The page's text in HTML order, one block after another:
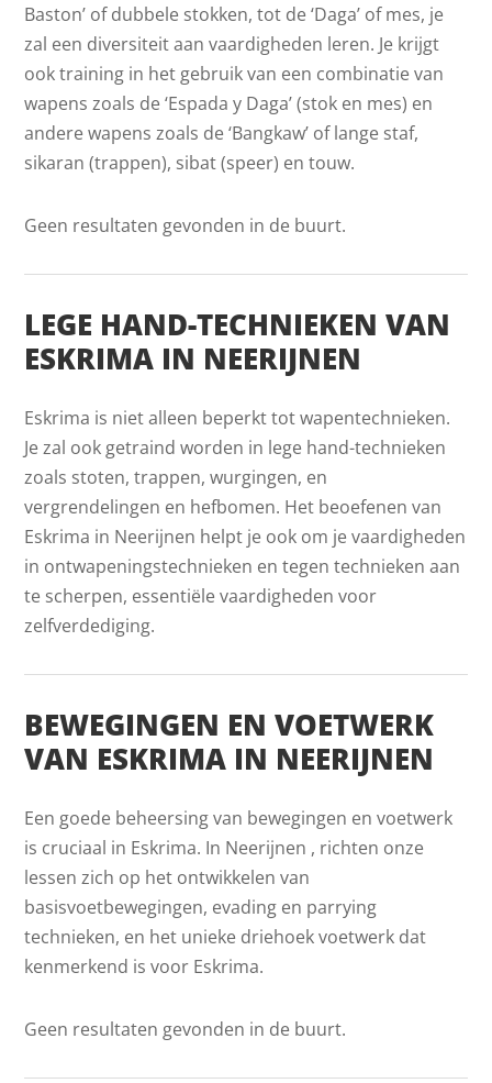
Baston’ of dubbele stokken, tot de ‘Daga’ of mes, je
zal een diversiteit aan vaardigheden leren. Je krijgt
ook training in het gebruik van een combinatie van
wapens zoals de ‘Espada y Daga’ (stok en mes) en
andere wapens zoals de ‘Bangkaw’ of lange staf,
sikaran (trappen), sibat (speer) en touw.
Geen resultaten gevonden in de buurt.
LEGE HAND-TECHNIEKEN VAN
ESKRIMA IN NEERIJNEN
Eskrima is niet alleen beperkt tot wapentechnieken.
Je zal ook getraind worden in lege hand-technieken
zoals stoten, trappen, wurgingen, en
vergrendelingen en hefbomen. Het beoefenen van
Eskrima in Neerijnen helpt je ook om je vaardigheden
in ontwapeningstechnieken en tegen technieken aan
te scherpen, essentiële vaardigheden voor
zelfverdediging.
BEWEGINGEN EN VOETWERK
VAN ESKRIMA IN NEERIJNEN
Een goede beheersing van bewegingen en voetwerk
is cruciaal in Eskrima. In Neerijnen , richten onze
lessen zich op het ontwikkelen van
basisvoetbewegingen, evading en parrying
technieken, en het unieke driehoek voetwerk dat
kenmerkend is voor Eskrima.
Geen resultaten gevonden in de buurt.